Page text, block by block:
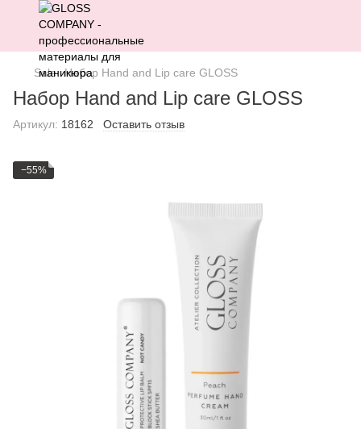
Sale Набор Hand and Lip care GLOSS
Набор Hand and Lip care GLOSS
Артикул: 18162 Оставить отзыв
−55%